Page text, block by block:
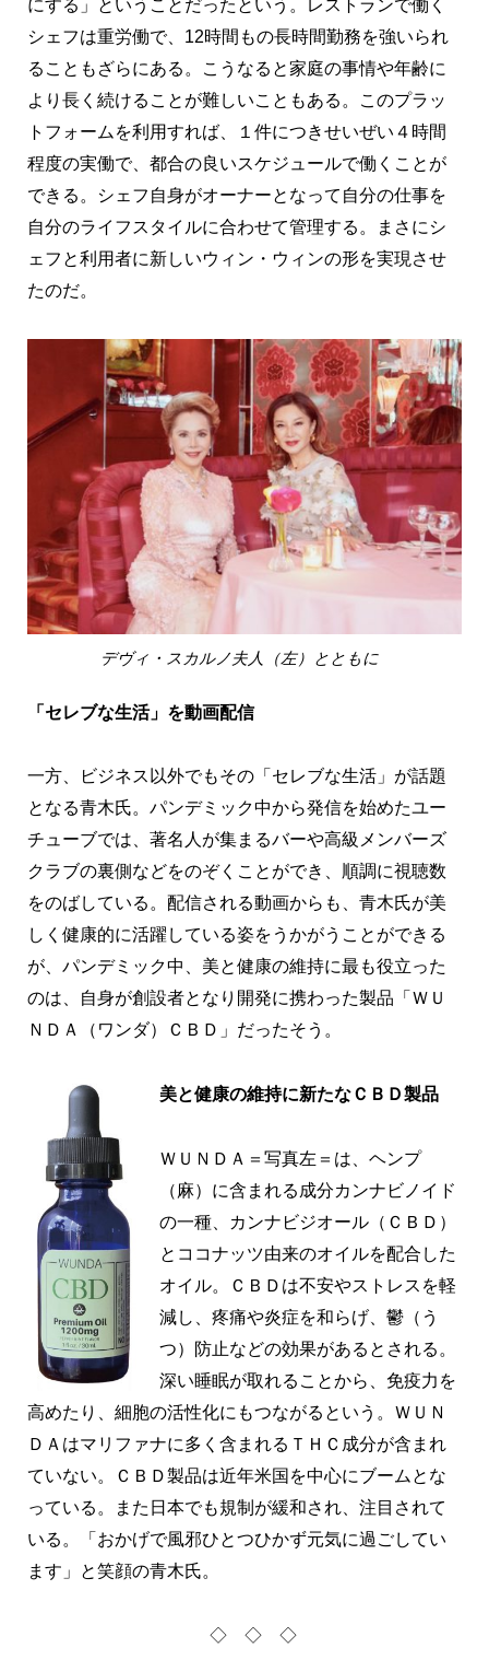
にする」ということだったという。レストランで働く
シェフは重労働で、12時間もの長時間勤務を強いられ
ることもざらにある。こうなると家庭の事情や年齢に
より長く続けることが難しいこともある。このプラッ
トフォームを利用すれば、１件につきせいぜい４時間
程度の実働で、都合の良いスケジュールで働くことが
できる。シェフ自身がオーナーとなって自分の仕事を
自分のライフスタイルに合わせて管理する。まさにシ
ェフと利用者に新しいウィン・ウィンの形を実現させ
たのだ。
デヴィ・スカルノ夫人（左）とともに
「セレブな生活」を動画配信
一方、ビジネス以外でもその「セレブな生活」が話題
となる青木氏。パンデミック中から発信を始めたユー
チューブでは、著名人が集まるバーや高級メンバーズ
クラブの裏側などをのぞくことができ、順調に視聴数
をのばしている。配信される動画からも、青木氏が美
しく健康的に活躍している姿をうかがうことができる
が、パンデミック中、美と健康の維持に最も役立った
のは、自身が創設者となり開発に携わった製品「ＷＵ
ＮＤＡ（ワンダ）ＣＢＤ」だったそう。
美と健康の維持に新たなＣＢＤ製品
ＷＵＮＤＡ＝写真左＝は、ヘンプ
（麻）に含まれる成分カンナビノイド
の一種、カンナビジオール（ＣＢＤ）
とココナッツ由来のオイルを配合した
オイル。ＣＢＤは不安やストレスを軽
減し、疼痛や炎症を和らげ、鬱（う
つ）防止などの効果があるとされる。
深い睡眠が取れることから、免疫力を
高めたり、細胞の活性化にもつながるという。ＷＵＮ
ＤＡはマリファナに多く含まれるＴＨＣ成分が含まれ
ていない。ＣＢＤ製品は近年米国を中心にブームとな
っている。また日本でも規制が緩和され、注目されて
いる。「おかげで風邪ひとつひかず元気に過ごしてい
ます」と笑顔の青木氏。
◇ ◇ ◇